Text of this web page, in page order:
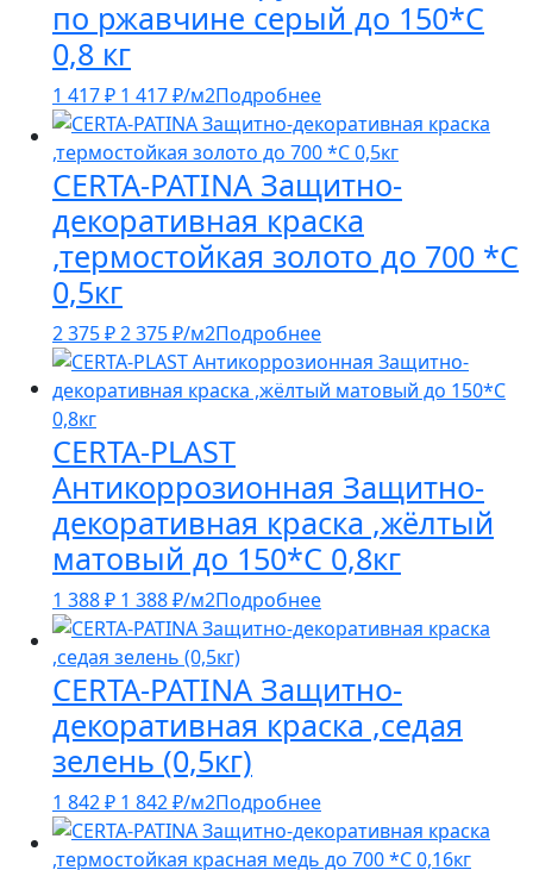
по ржавчине серый до 150*С
0,8 кг
1 417₽ 1 417₽/м2Подробнее
CERTA-PATINA Защитно-
декоративная краска
,термостойкая золото до 700 *С
0,5кг
2 375₽2 375₽/м2Подробнее
CERTA-PLAST
Антикоррозионная Защитно-
декоративная краска ,жёлтый
матовый до 150*С 0,8кг
1 388₽ 1 388₽/м2Подробнее
CERTA-PATINA Защитно-
декоративная краска ,седая
зелень (0,5кг)
1 842₽ 1 842₽/м2Подробнее